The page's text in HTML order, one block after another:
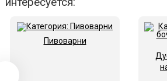
Пивоварни